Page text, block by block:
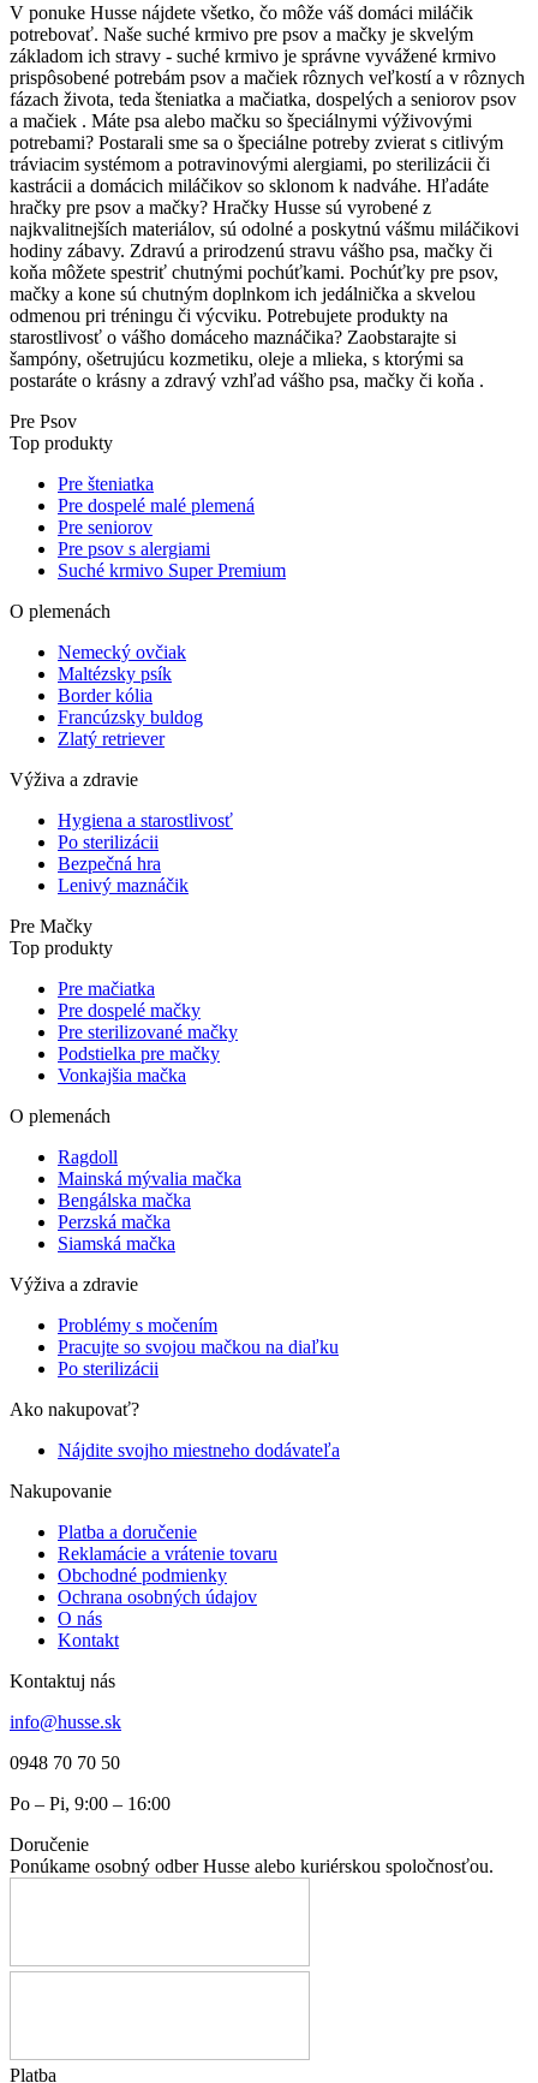
V ponuke Husse nájdete všetko, čo môže váš domáci miláčik
potrebovať. Naše suché krmivo pre psov a mačky je skvelým
základom ich stravy - suché krmivo je správne vyvážené krmivo
prispôsobené potrebám psov a mačiek rôznych veľkostí a v rôznych
fázach života, teda šteniatka a mačiatka, dospelých a seniorov psov
a mačiek . Máte psa alebo mačku so špeciálnymi výživovými
potrebami? Postarali sme sa o špeciálne potreby zvierat s citlivým
tráviacim systémom a potravinovými alergiami, po sterilizácii či
kastrácii a domácich miláčikov so sklonom k nadváhe. Hľadáte
hračky pre psov a mačky? Hračky Husse sú vyrobené z
najkvalitnejších materiálov, sú odolné a poskytnú vášmu miláčikovi
hodiny zábavy. Zdravú a prirodzenú stravu vášho psa, mačky či
koňa môžete spestriť chutnými pochúťkami. Pochúťky pre psov,
mačky a kone sú chutným doplnkom ich jedálnička a skvelou
odmenou pri tréningu či výcviku. Potrebujete produkty na
starostlivosť o vášho domáceho maznáčika? Zaobstarajte si
šampóny, ošetrujúcu kozmetiku, oleje a mlieka, s ktorými sa
postaráte o krásny a zdravý vzhľad vášho psa, mačky či koňa .
Pre Psov
Top produkty
Pre šteniatka
Pre dospelé malé plemená
Pre seniorov
Pre psov s alergiami
Suché krmivo Super Premium
O plemenách
Nemecký ovčiak
Maltézsky psík
Border kólia
Francúzsky buldog
Zlatý retriever
Výživa a zdravie
Hygiena a starostlivosť
Po sterilizácii
Bezpečná hra
Lenivý maznáčik
Pre Mačky
Top produkty
Pre mačiatka
Pre dospelé mačky
Pre sterilizované mačky
Podstielka pre mačky
Vonkajšia mačka
O plemenách
Ragdoll
Mainská mývalia mačka
Bengálska mačka
Perzská mačka
Siamská mačka
Výživa a zdravie
Problémy s močením
Pracujte so svojou mačkou na diaľku
Po sterilizácii
Ako nakupovať?
Nájdite svojho miestneho dodávateľa
Nakupovanie
Platba a doručenie
Reklamácie a vrátenie tovaru
Obchodné podmienky
Ochrana osobných údajov
O nás
Kontakt
Kontaktuj nás
info@husse.sk
0948 70 70 50
Po – Pi, 9:00 – 16:00
Doručenie
Ponúkame osobný odber Husse alebo kuriérskou spoločnosťou.
Platba